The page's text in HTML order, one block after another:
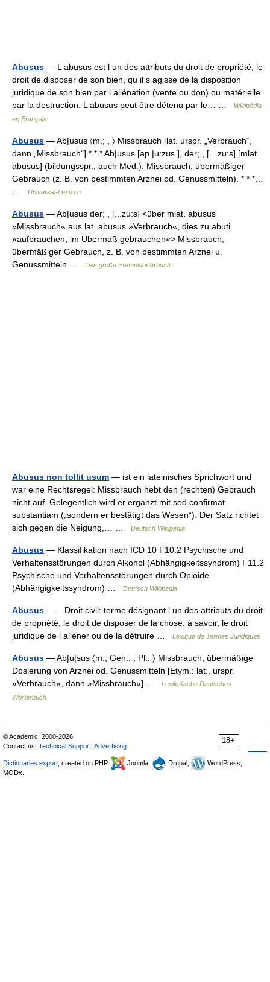
Abusus — L abusus est l un des attributs du droit de propriété, le
droit de disposer de son bien, qu il s agisse de la disposition
juridique de son bien par l aliénation (vente ou don) ou matérielle
par la destruction. L abusus peut être détenu par le… …
Wikipédia
en Français
Abusus — Ab|usus 〈m.; , 〉 Missbrauch [lat. urspr. „Verbrauch“,
dann „Missbrauch“] * * * Ab|usus [ap |u:zʊs ], der; , […zu:s] [mlat.
abusus] (bildungsspr., auch Med.): Missbrauch, übermäßiger
Gebrauch (z. B. von bestimmten Arznei od. Genussmitteln). * * *…
Universal-Lexikon
Abusus — Ab|usus der; , [...zu:s] <über mlat. abusus
»Missbrauch« aus lat. abusus »Verbrauch«, dies zu abuti
»aufbrauchen, im Übermaß gebrauchen«> Missbrauch,
übermäßiger Gebrauch, z. B. von bestimmten Arznei u.
Genussmitteln …
Das große Fremdwörterbuch
Abusus non tollit usum — ist ein lateinisches Sprichwort und
war eine Rechtsregel: Missbrauch hebt den (rechten) Gebrauch
nicht auf. Gelegentlich wird er ergänzt mit sed confirmat
substantiam („sondern er bestätigt das Wesen“). Der Satz richtet
sich gegen die Neigung,… …
Deutsch Wikipedia
Abusus — Klassifikation nach ICD 10 F10.2 Psychische und
Verhaltensstörungen durch Alkohol (Abhängigkeitssyndrom) F11.2
Psychische und Verhaltensstörungen durch Opioide
(Abhängigkeitssyndrom) …
Deutsch Wikipedia
Abusus — Droit civil: terme désignant l un des attributs du droit
de propriété, le droit de disposer de la chose, à savoir, le droit
juridique de l aliéner ou de la détruire …
Lexique de Termes Juridiques
Abusus — Ab|u|sus 〈m.; Gen.: , Pl.: 〉 Missbrauch, übermäßige
Dosierung von Arznei od. Genussmitteln [Etym.: lat., urspr.
»Verbrauch«, dann »Missbrauch«] …
Lexikalische Deutsches
Wörterbuch
18+
© Academic, 2000-2026
Contact us: Technical Support Advertising
Dictionaries export , created on PHP, Joomla, Drupal,
WordPress,
MODx.